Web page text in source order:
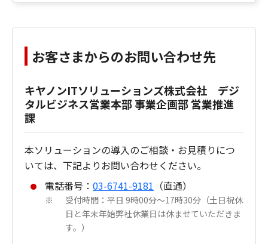
お客さまからのお問い合わせ先
キヤノンITソリューションズ株式会社 デジ
タルビジネス営業本部 事業企画部 営業推進
課
本ソリューションの導入のご相談・お見積りにつ
いては、下記よりお問い合わせください。
電話番号： 03-6741-9181 （直通）
※
受付時間：平日 9時00分～17時30分（土日祝休
日と年末年始弊社休業日は休ませていただきま
す。）